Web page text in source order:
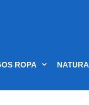
ROPA NATURA